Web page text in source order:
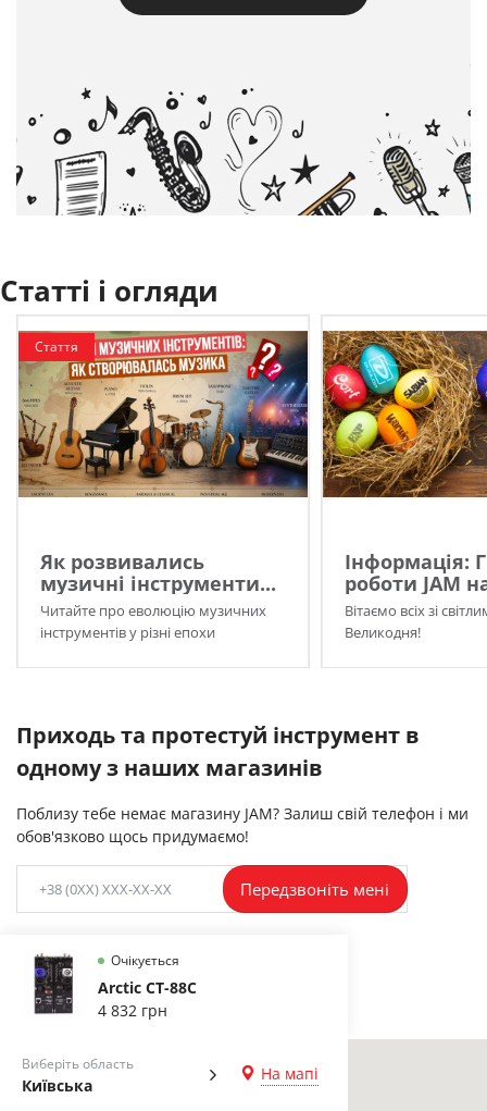
Статті і огляди
Стаття
Як розвивались
музичні інструменти...
Читайте про еволюцію музичних
інструментів у різні епохи
Інформація:
роботи JAM
Вітаємо всіх зі
Великодня!
Приходь та протестуй інструмент в
одному з наших магазинів
Поблизу тебе немає магазину JAM? Залиш свій телефон і ми
обов'язково щось придумаємо!
Очікується
Arctic CT-88C
4 832 грн
Виберіть область
Київська
На мапі
Передзвоніть мені